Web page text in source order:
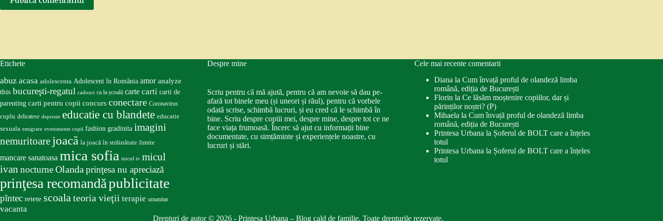
Etichete
abuz acasa adolescenta Adolescent în România amor analyze
this bucureşti-regatul cadouri ca la școală carte carti carti de
parenting carti pentru copii concurs conectare Coronavirus
cuplu delicatese depresie educatie cu blandete educatie
sexuala emigrare evenimente copii fashion gradinita imagini
nemuritoare joacă la joacă în străinătate limite
mancare sanatoasa mica sofia micul iv micul
ivan nocturneOlanda prinţesa nu apreciază
prinţesa recomandăpublicitate
pîntec retete scoalateoria vieţii terapie umanitar
vacanta
Despre mine
Scriu pentru că mă ajută, pentru că am nevoie să dau pe-
afară tot binele meu (și uneori și răul), pentru că vorbele
odată scrise, schimbă lucruri, și eu cred că le schimbă în
bine. Scriu despre copiii mei, despre mine, despre tot ce ne
face viața frumoasă. Încerc să ajut cu informații bine
documentate, cu simțăminte și experiențele noastre, cu
lucruri și stări.
Cele mai recente comentarii
Diana la Cum învață proful de olandeză limba
română, ediția de București
Florin la Ce lăsăm moștenire copiilor, dar și
părinților noștri? (P)
Mihaela la Cum învață proful de olandeză limba
română, ediția de București
Printesa Urbana la Șoferul de BOLT care a înțeles
totul
Printesa Urbana la Șoferul de BOLT care a înțeles
totul
Drepturi de autor © 2026 - Printesa Urbana – Blog cald de familie. Toate drepturile rezervate.